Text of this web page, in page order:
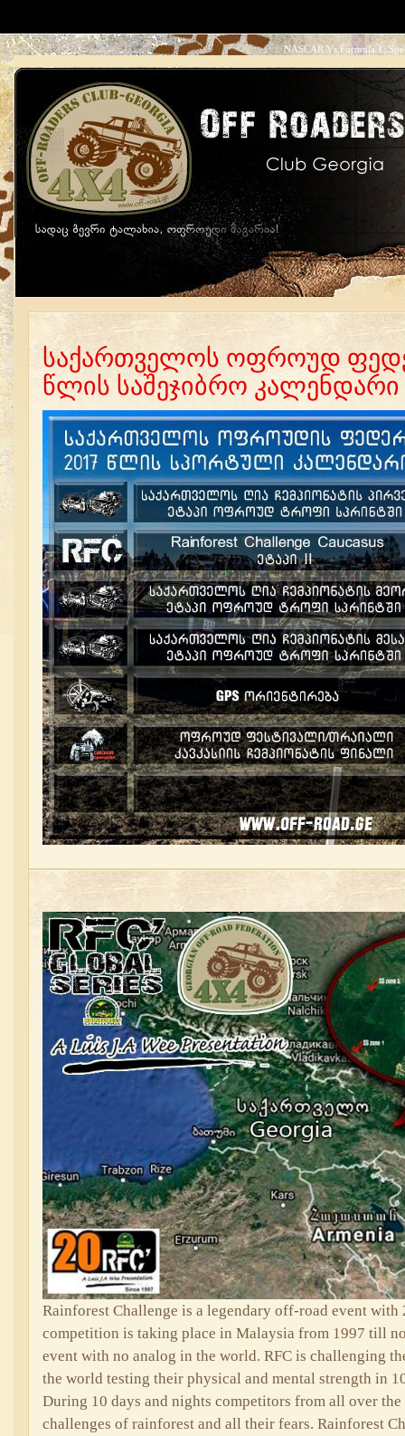
NASCAR Vs Formula 1:
How Fast Are Formula 1
მთავარი
საქართველოს ოფროუდ
წლის საშეჯიბრო კალენდარი
Rainforest Challenge is a legendary off-road event with
competition is taking place in Malaysia from 1997 till
event with no analog in the world. RFC is challenging
the world testing their physical and mental strength in
During 10 days and nights competitors from all over
challenges of rainforest and all their fears. Rainforest